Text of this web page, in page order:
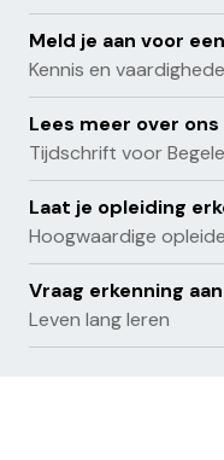
Meld je aan voor
Kennis en
Lees meer over
Tijdschrift voor
Laat je opleiding
Hoogwaardige
Vraag erkenning
Leven lang leren